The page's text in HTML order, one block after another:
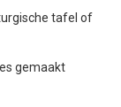
tafel of
gemaakt